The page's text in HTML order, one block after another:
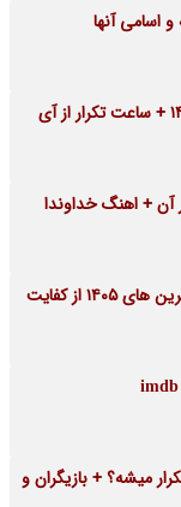
و اسامی آنها
زمان پخش سریال مختارنامه سال ۱۴۰۵ + ساعت تکرار از آی
+ اهنگ خداوندا
فیلم سینمایی ایرانی جدید؛ پرفروش‌ترین های ۱۴۰۵ از کفایت
میشه؟ + بازیگران و